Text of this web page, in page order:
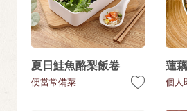
夏日鮭魚酪梨飯卷
便當常備菜
蓮
個人